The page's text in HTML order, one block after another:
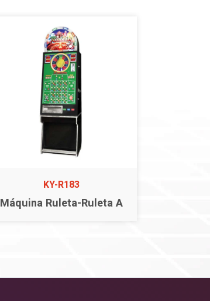
KY-R183
Máquina Ruleta-Ruleta A